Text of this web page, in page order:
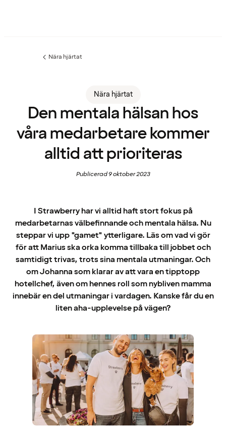
Föregående
Nära hjärtat
Nära hjärtat
Den mentala hälsan hos
våra medarbetare kommer
alltid att prioriteras
Publicerad 9 oktober 2023
I Strawberry har vi alltid haft stort fokus på
medarbetarnas välbefinnande och mentala hälsa. Nu
steppar vi upp "gamet" ytterligare. Läs om vad vi gör
för att Marius ska orka komma tillbaka till jobbet och
samtidigt trivas, trots sina mentala utmaningar. Och
om Johanna som klarar av att vara en tipptopp
hotellchef, även om hennes roll som nybliven mamma
innebär en del utmaningar i vardagen. Kanske får du en
liten aha-upplevelse på vägen?